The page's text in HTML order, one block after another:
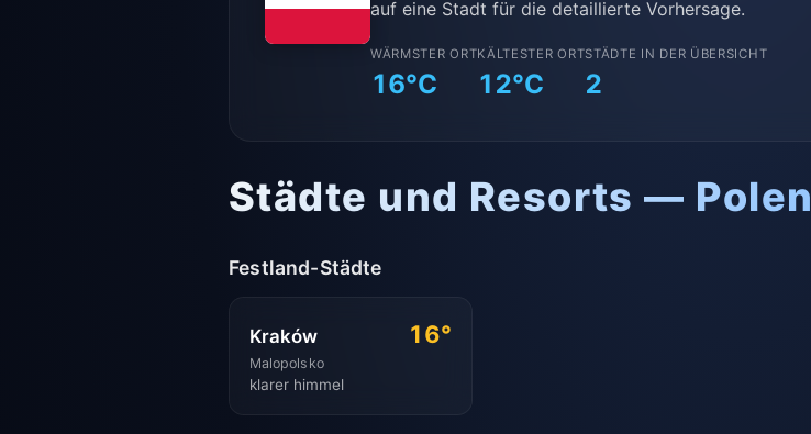
auf eine Stadt für die detaillierte Vorhersage.
WÄRMSTER ORT
16°C
KÄLTESTER ORT
12°C
STÄDTE IN DER ÜBERSICHT
2
Städte und Resorts — Polen
Festland-Städte
Kraków 16°
Malopolsko
klarer himmel